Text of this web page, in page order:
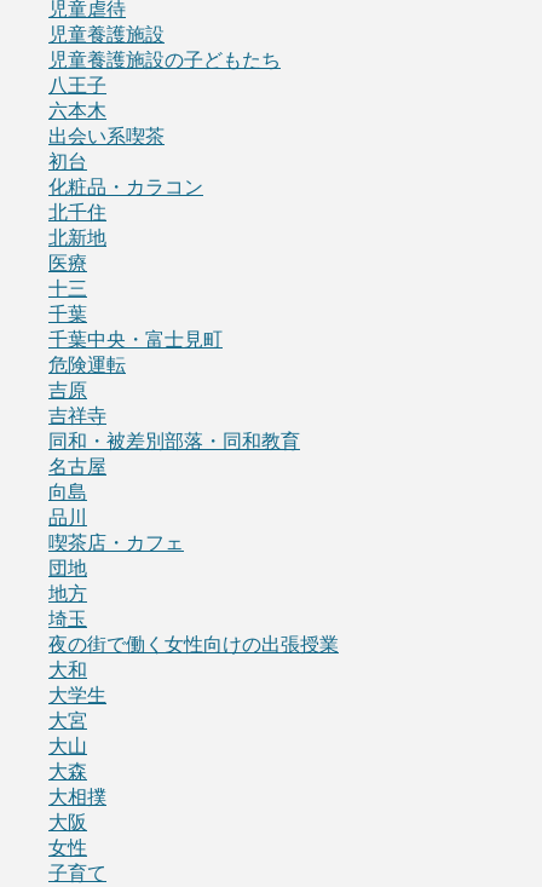
児童虐待
児童養護施設
児童養護施設の子どもたち
八王子
六本木
出会い系喫茶
初台
化粧品・カラコン
北千住
北新地
医療
十三
千葉
千葉中央・富士見町
危険運転
吉原
吉祥寺
同和・被差別部落・同和教育
名古屋
向島
品川
喫茶店・カフェ
団地
地方
埼玉
夜の街で働く女性向けの出張授業
大和
大学生
大宮
大山
大森
大相撲
大阪
女性
子育て